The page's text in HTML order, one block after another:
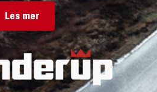
Les mer